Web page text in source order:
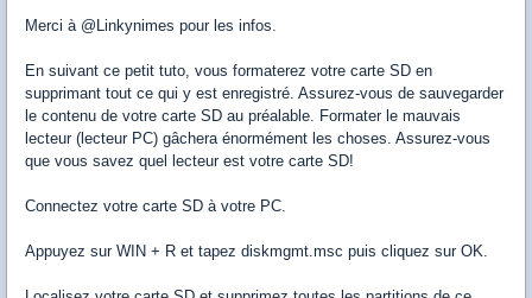
Merci à @Linkynimes pour les infos.
En suivant ce petit tuto, vous formaterez votre carte SD en
supprimant tout ce qui y est enregistré. Assurez-vous de sauvegarder
le contenu de votre carte SD au préalable. Formater le mauvais
lecteur (lecteur PC) gâchera énormément les choses. Assurez-vous
que vous savez quel lecteur est votre carte SD!
Connectez votre carte SD à votre PC.
Appuyez sur WIN + R et tapez diskmgmt.msc puis cliquez sur OK.